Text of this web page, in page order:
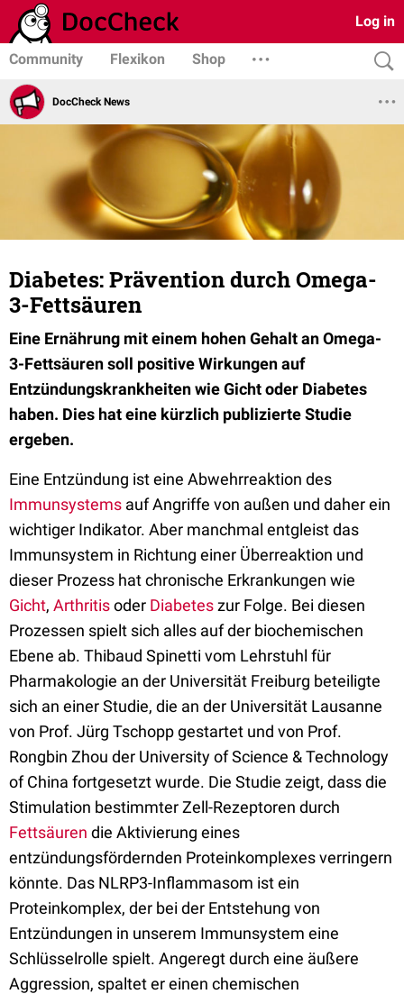
Log in
Community Flexikon Shop
DocCheck News
Diabetes: Prävention durch Omega-
3-Fettsäuren
Eine Ernährung mit einem hohen Gehalt an Omega-
3-Fettsäuren soll positive Wirkungen auf
Entzündungskrankheiten wie Gicht oder Diabetes
haben. Dies hat eine kürzlich publizierte Studie
ergeben.
Eine Entzündung ist eine Abwehrreaktion des
Immunsystems auf Angriffe von außen und daher ein
wichtiger Indikator. Aber manchmal entgleist das
Immunsystem in Richtung einer Überreaktion und
dieser Prozess hat chronische Erkrankungen wie
Gicht, Arthritisoder Diabeteszur Folge. Bei diesen
Prozessen spielt sich alles auf der biochemischen
Ebene ab. Thibaud Spinetti vom Lehrstuhl für
Pharmakologie an der Universität Freiburg beteiligte
sich an einer Studie, die an der Universität Lausanne
von Prof. Jürg Tschopp gestartet und von Prof.
Rongbin Zhou der University of Science & Technology
of China fortgesetzt wurde. Die Studie zeigt, dass die
Stimulation bestimmter Zell-Rezeptoren durch
Fettsäuren die Aktivierung eines
entzündungsfördernden Proteinkomplexes verringern
könnte. Das NLRP3-Inflammasom ist ein
Proteinkomplex, der bei der Entstehung von
Entzündungen in unserem Immunsystem eine
Schlüsselrolle spielt. Angeregt durch eine äußere
Aggression, spaltet er einen chemischen